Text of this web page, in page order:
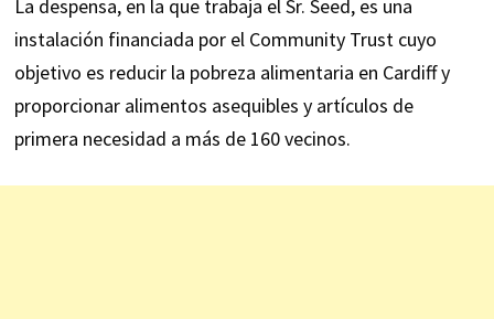
La despensa, en la que trabaja el Sr. Seed, es una
instalación financiada por el Community Trust cuyo
objetivo es reducir la pobreza alimentaria en Cardiff y
proporcionar alimentos asequibles y artículos de
primera necesidad a más de 160 vecinos.